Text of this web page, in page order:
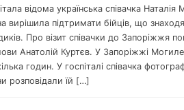
відома українська співачка
вирішила підтримати бійців, що
Про візит співачки до Запоріжжя
Анатолій Куртєв. У Запоріжжі
годин. У госпіталі співачка
розповідали їй […]